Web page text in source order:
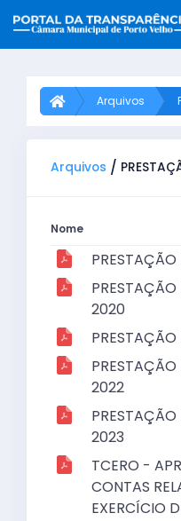
Arquivos
Arquivos /
Nome
2020
2022
2023
TCERO -
CONTAS
EXERCÍCIO